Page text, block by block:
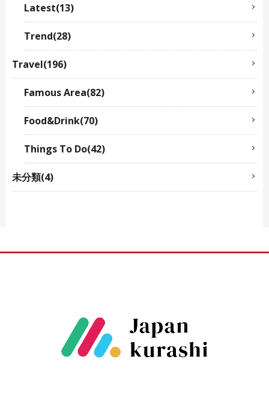
Latest(13)
Trend(28)
Travel(196)
Famous Area(82)
Food&Drink(70)
Things To Do(42)
未分類(4)